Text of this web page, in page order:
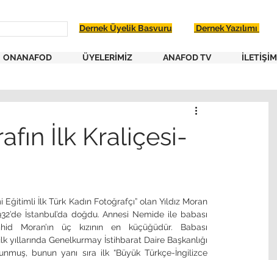
Dernek Üyelik Basvuru Dernek Yazılımı
ONANAFOD ÜYELERİMİZ ANAFOD TV İLETİŞİM
İlk Kraliçesi-
İstanbul’da doğdu. Annesi Nemide ile babası
Moran’ın üç kızının en küçüğüdür. Babası
yıllarında Genelkurmay İstihbarat Daire Başkanlığı
bunun yanı sıra ilk “Büyük Türkçe-İngilizce